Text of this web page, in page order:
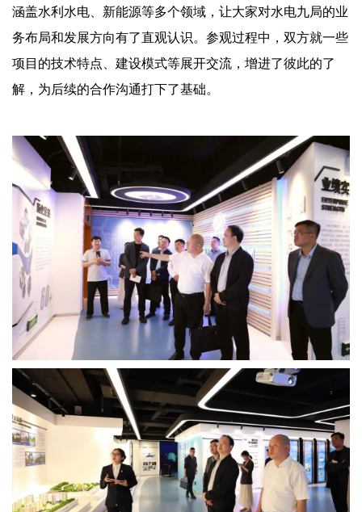
企业会员
关于投稿
广告投放
联系我们
涵盖水利水电、新能源等多个领域，让大家对水电九局的业
务布局和发展方向有了直观认识。参观过程中，双方就一些
项目的技术特点、建设模式等展开交流，增进了彼此的了
解，为后续的合作沟通打下了基础。